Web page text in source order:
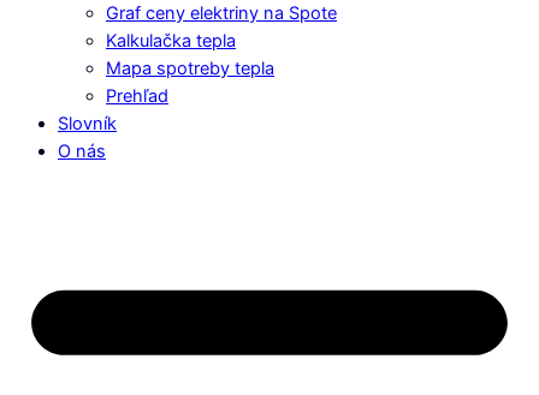
Graf ceny elektriny na Spote
Kalkulačka tepla
Mapa spotreby tepla
Prehľad
Slovník
O nás